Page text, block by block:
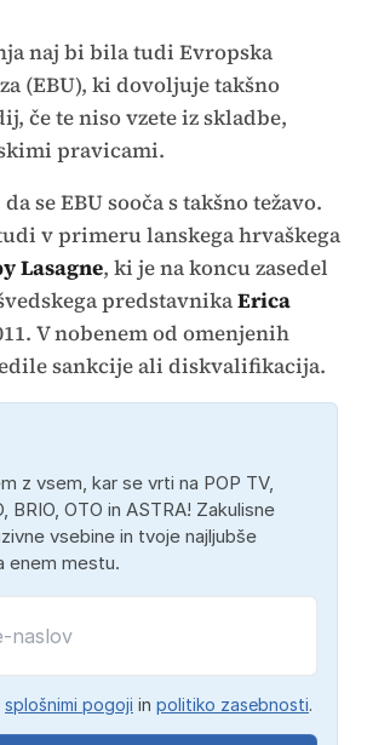
naj bi bila tudi Evropska
(EBU), ki dovoljuje takšno
če te niso vzete iz skladbe,
pravicami.
se EBU sooča s takšno težavo.
v primeru lanskega hrvaškega
Lasagne, ki je na koncu zasedel
predstavnikaErica
V nobenem od omenjenih
sankcije ali diskvalifikacija.
z vsem, kar se vrti na POP TV,
BRIO, OTO in ASTRA! Zakulisne
vsebine in tvoje najljubše
enem mestu.
splošnimi pogoji in politiko zasebnosti.